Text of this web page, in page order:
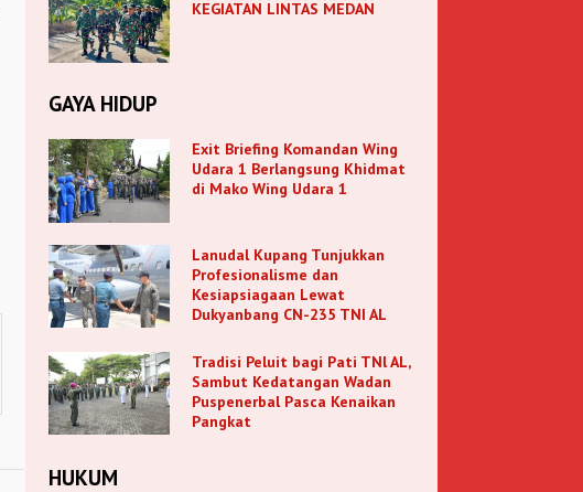
KEGIATAN LINTAS MEDAN
GAYA HIDUP
Exit Briefing Komandan Wing
Udara 1 Berlangsung Khidmat
di Mako Wing Udara 1
Lanudal Kupang Tunjukkan
Profesionalisme dan
Kesiapsiagaan Lewat
Dukyanbang CN-235 TNI AL
Tradisi Peluit bagi Pati TNl AL,
Sambut Kedatangan Wadan
Puspenerbal Pasca Kenaikan
Pangkat
HUKUM